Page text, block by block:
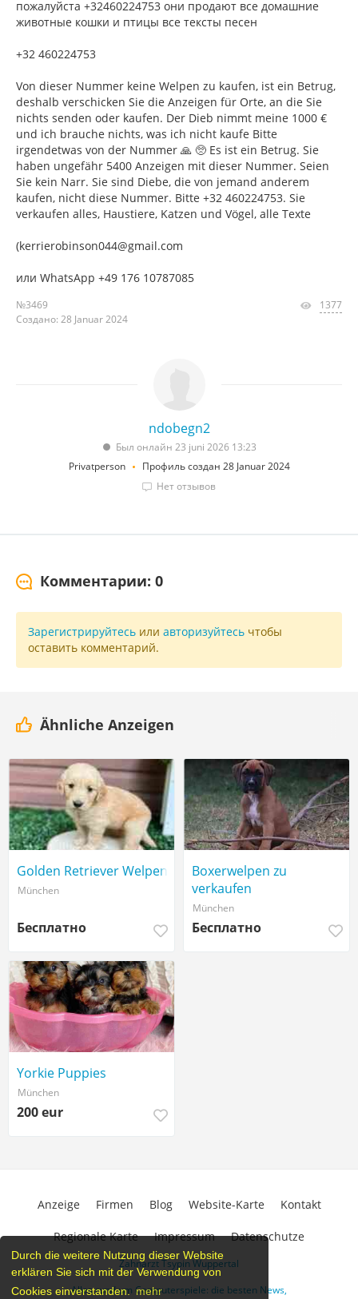
Durch die weitere Nutzung dieser Website
erklären Sie sich mit der Verwendung von
Cookies einverstanden. mehr
пожалуйста +32460224753 они продают все домашние
животные кошки и птицы все тексты песен
+32 460224753
Von dieser Nummer keine Welpen zu kaufen, ist ein Betrug,
deshalb verschicken Sie die Anzeigen für Orte, an die Sie
nichts senden oder kaufen. Der Dieb nimmt meine 1000 €
und ich brauche nichts, was ich nicht kaufe Bitte
irgendetwas von der Nummer 🙏 🥺 Es ist ein Betrug. Sie
haben ungefähr 5400 Anzeigen mit dieser Nummer. Seien
Sie kein Narr. Sie sind Diebe, die von jemand anderem
kaufen, nicht diese Nummer. Bitte +32 460224753. Sie
verkaufen alles, Haustiere, Katzen und Vögel, alle Texte
(kerrierobinson044@gmail.com
или WhatsApp +49 176 10787085
№3469
Создано: 28 Januar 2024
1377
ndobegn2
Был онлайн 23 juni 2026 13:23
Privatperson
Профиль создан 28 Januar 2024
Нет отзывов
Комментарии: 0
Зарегистрируйтесь или авторизуйтесь чтобы
оставить комментарий.
Ähnliche Anzeigen
Golden Retriever Welpen
München
Бесплатно
Boxerwelpen zu
verkaufen
München
Бесплатно
Yorkie Puppies
München
200 eur
Zahnarzt Tsypin Wuppertal
Alles rund um Computerspiele: die besten News,
Anzeige Firmen Blog Website-Karte Kontakt
Regionale Karte Impressum Datenschutze